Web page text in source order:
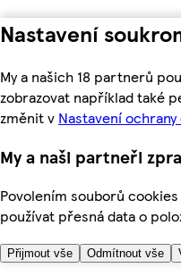
Nastavení
My a našich 18 partnerů
zobrazovat například také
změnit v Nastavení
My a naši partneři
Povolením souborů
používat přesná data o
Přijmout vše Odmítnout vše